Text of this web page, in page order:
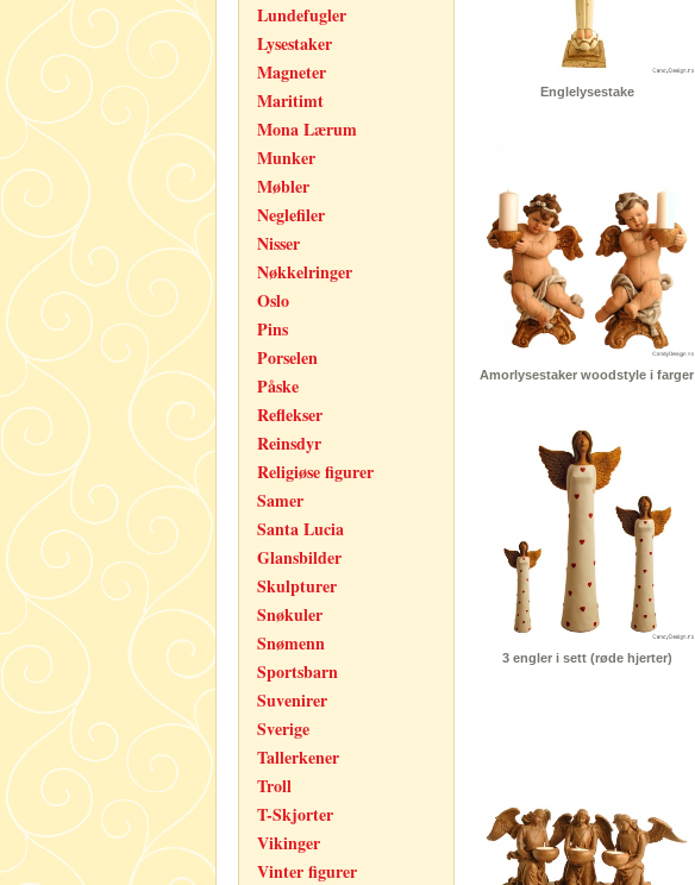
Lundefugler
Lysestaker
Magneter
Maritimt
Mona Lærum
Munker
Møbler
Neglefiler
Nisser
Nøkkelringer
Oslo
Pins
Porselen
Påske
Reflekser
Reinsdyr
Religiøse figurer
Samer
Santa Lucia
Glansbilder
Skulpturer
Snøkuler
Snømenn
Sportsbarn
Suvenirer
Sverige
Tallerkener
Troll
T-Skjorter
Vikinger
Vinter figurer
Englelysestake
Amorlysestaker woodstyle i farger
3 engler i sett (røde hjerter)